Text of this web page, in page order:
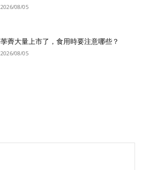
2026/08/05
荸薺大量上市了，食用時要注意哪些？
2026/08/05